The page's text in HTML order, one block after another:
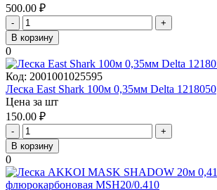
500.00 ₽
-
+
В корзину
0
Код: 2001001025595
Леска East Shark 100м 0,35мм Delta 1218050
Цена за шт
150.00 ₽
-
+
В корзину
0